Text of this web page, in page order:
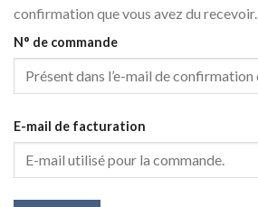
confirmation que vous avez du recevoir.
N° de commande
E-mail de facturation